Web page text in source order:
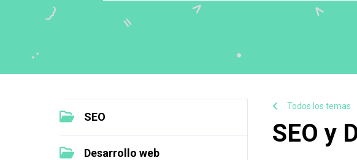
SEO
Desarrollo web
Todos los temas
SEO y